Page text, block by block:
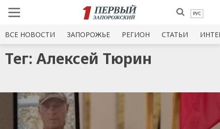
РУС
ВСЕ НОВОСТИ ЗАПОРОЖЬЕ РЕГИОН СТАТЬИ
Тег: Алексей Тюрин